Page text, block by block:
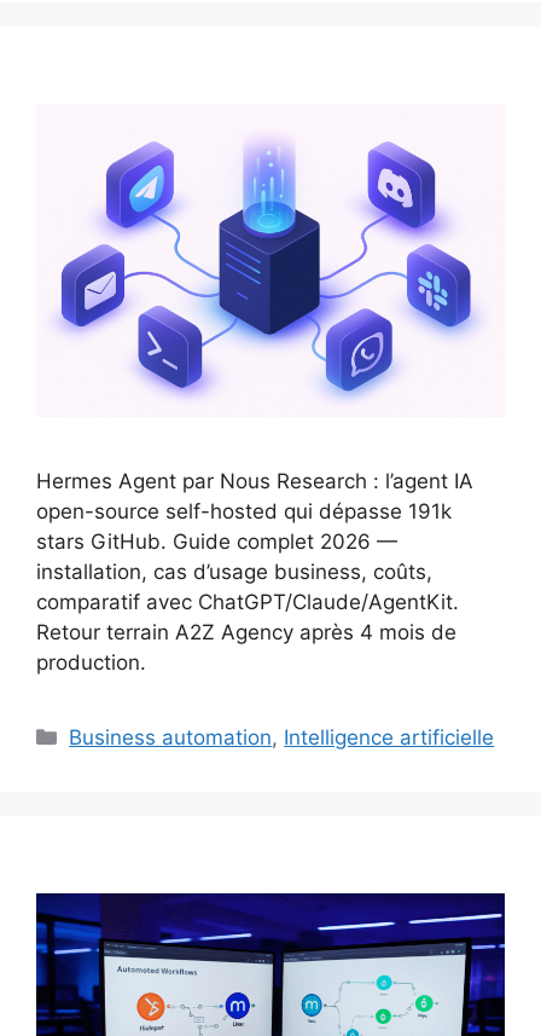
Hermes Agent par Nous Research : l’agent IA
open-source self-hosted qui dépasse 191k
stars GitHub. Guide complet 2026 —
installation, cas d’usage business, coûts,
comparatif avec ChatGPT/Claude/AgentKit.
Retour terrain A2Z Agency après 4 mois de
production.
Catégories
Business automation, Intelligence artificielle